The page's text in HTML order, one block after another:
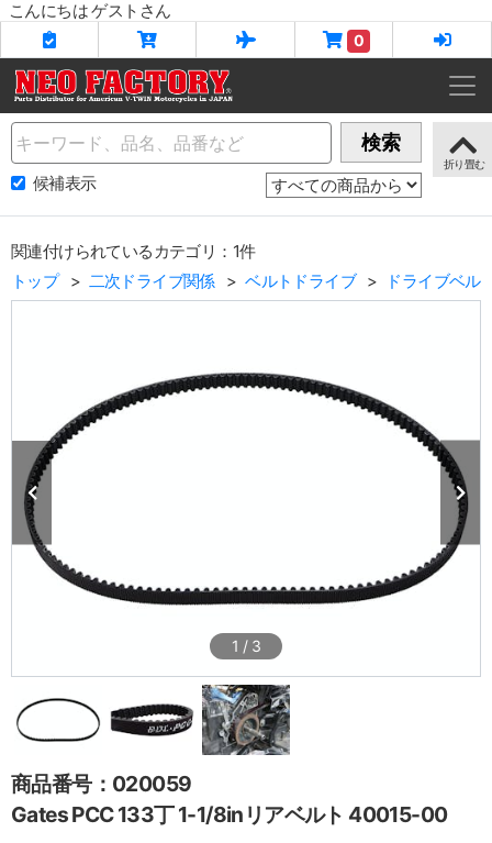
こんにちは ゲストさん
0
Name 検索
候補表示
関連付けられているカテゴリ：1件
トップ
二次ドライブ関係 ベルトドライブ ドライブベル
1 / 3
商品番号：020059
Gates PCC 133丁 1-1/8inリアベルト 40015-00